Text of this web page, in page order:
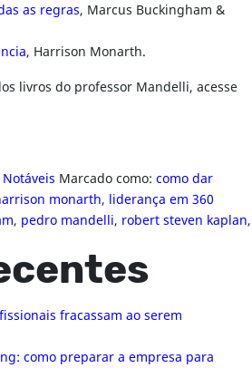
as regras, Marcus Buckingham &
, Harrison Monarth.
livros do professor Mandelli, acesse
Notáveis Marcado como: como dar
monarth, liderança em 360
, pedro mandelli, robert steven kaplan,
fracassam ao serem
como preparar a empresa para